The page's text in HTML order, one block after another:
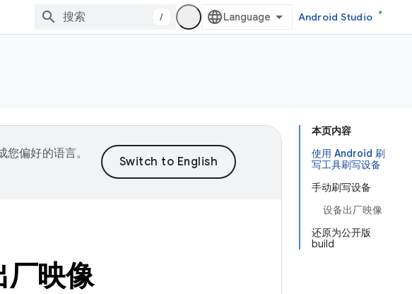
/ Android Studio
本页内容
使用 Android 刷
写工具刷写设备
手动刷写设备
设备出厂映像
还原为公开版
build
偏好的语言。
厂映像